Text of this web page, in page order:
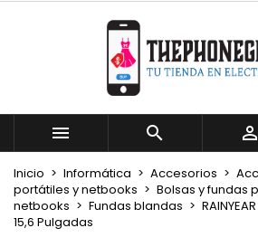
  
Inicio Informática Accesorios
portátiles y netbooks
Bolsas y fundas
netbooks
Fundas blandas
15,6 Pulgadas
Mi lista de deseos
Crear nueva lista
Crear lista de deseos
Nombre de la lista de deseos
Cancelar
Iniciar sesión
Debe iniciar sesión para guardar
lista de deseos.
Cancelar